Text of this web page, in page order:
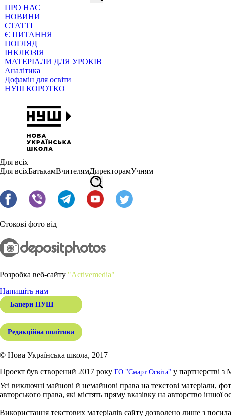
ПРО НАС
НОВИНИ
СТАТТІ
Є ПИТАННЯ
ПОГЛЯД
ІНКЛЮЗІЯ
МАТЕРІАЛИ ДЛЯ УРОКІВ
Аналітика
Дофамін для освіти
НУШ КОРОТКО
Для всіх
Для всіхБатькамВчителямДиректорамУчням
Стокові фото від
Розробка веб-сайту "Activemedia"
Напишіть нам
Банери НУШ
Редакційна політика
© Нова Українська школа, 2017
Проект був створений 2017 року ГО "Смарт Освіта" у партнерстві з
Усі виключні майнові й немайнові права на текстові матеріали,
авторського права, які містять пряму вказівку на авторство іншої
Використання текстових матеріалів сайту дозволено лише з